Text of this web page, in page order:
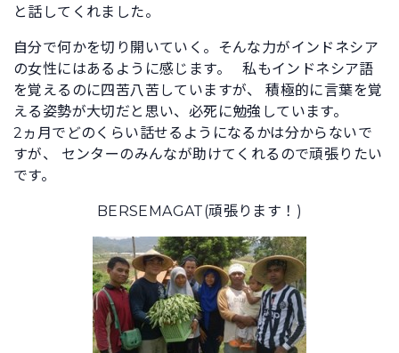
と話してくれました。
自分で何かを切り開いていく。そんな力がインドネシア
の女性にはあるように感じます。 私もインドネシア語
を覚えるのに四苦八苦していますが、 積極的に言葉を覚
える姿勢が大切だと思い、必死に勉強しています。
2ヵ月でどのくらい話せるようになるかは分からないで
すが、 センターのみんなが助けてくれるので頑張りたい
です。
BERSEMAGAT(頑張ります！)